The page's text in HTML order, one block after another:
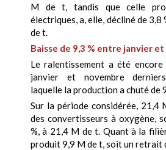
M de t, tandis que celle
électriques, a, elle, décliné de 3,8
de t.
Baisse de 9,3 % entre janvier
Le ralentissement a été
janvier et novembre
laquelle la production a chuté de
Sur la période considérée, 21,4
des convertisseurs à oxygène,
%, à 21,4 M de t. Quant à la
produit 9,9 M de t, soit un retrait